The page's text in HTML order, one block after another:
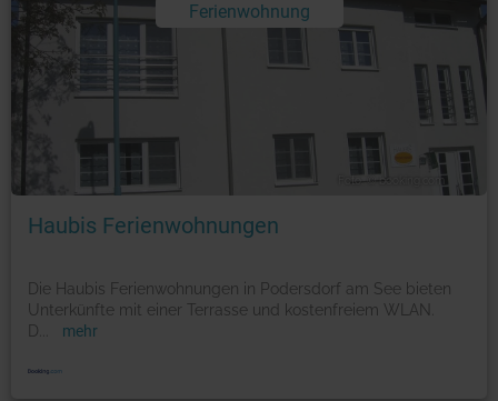
Ferienwohnung
Foto: © booking.com
Haubis Ferienwohnungen
Die Haubis Ferienwohnungen in Podersdorf am See bieten
Unterkünfte mit einer Terrasse und kostenfreiem WLAN.
D
mehr